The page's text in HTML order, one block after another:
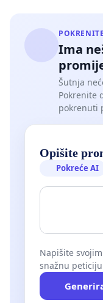
Ima
Šutnja
Pokrenite
pokrenuti
Opišite
Pokreće AI
Napišite
snažnu